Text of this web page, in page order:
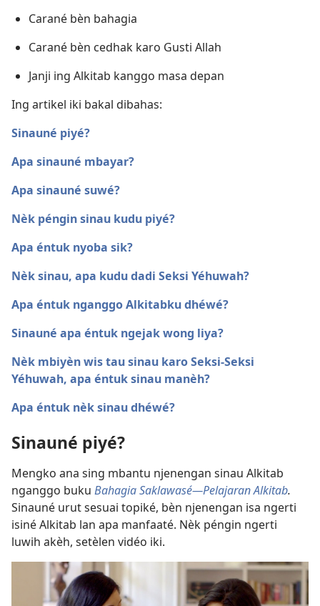
Carané bèn bahagia
Carané bèn cedhak karo Gusti Allah
Janji ing Alkitab kanggo masa depan
Ing artikel iki bakal dibahas:
Sinauné piyé?
Apa sinauné mbayar?
Apa sinauné suwé?
Nèk péngin sinau kudu piyé?
Apa éntuk nyoba sik?
Nèk sinau, apa kudu dadi Seksi Yéhuwah?
Apa éntuk nganggo Alkitabku dhéwé?
Sinauné apa éntuk ngejak wong liya?
Nèk mbiyèn wis tau sinau karo Seksi-Seksi
Yéhuwah, apa éntuk sinau manèh?
Apa éntuk nèk sinau dhéwé?
Sinauné piyé?
Mengko ana sing mbantu njenengan sinau Alkitab
nganggo buku Bahagia Saklawasé—Pelajaran Alkitab.
Sinauné urut sesuai topiké, bèn njenengan isa ngerti
isiné Alkitab lan apa manfaaté. Nèk péngin ngerti
luwih akèh, setèlen vidéo iki.